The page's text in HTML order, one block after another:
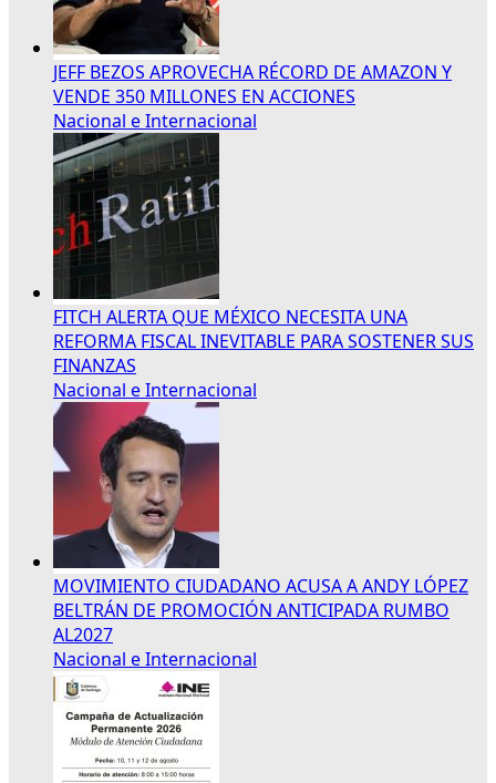
JEFF BEZOS APROVECHA RÉCORD DE AMAZON Y
VENDE 350 MILLONES EN ACCIONES
Nacional e Internacional
FITCH ALERTA QUE MÉXICO NECESITA UNA
REFORMA FISCAL INEVITABLE PARA SOSTENER SUS
FINANZAS
Nacional e Internacional
MOVIMIENTO CIUDADANO ACUSA A ANDY LÓPEZ
BELTRÁN DE PROMOCIÓN ANTICIPADA RUMBO
AL2027
Nacional e Internacional